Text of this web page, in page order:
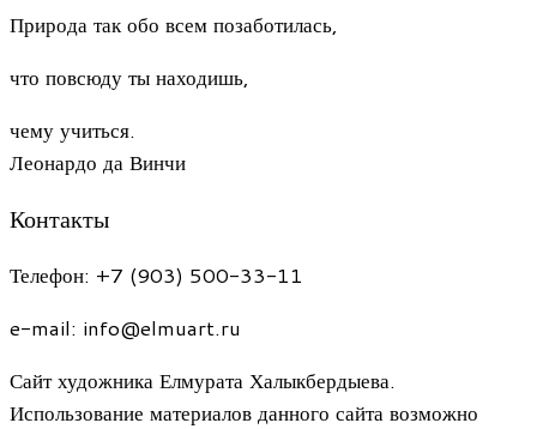
Природа так обо всем позаботилась,
что повсюду ты находишь,
чему учиться.
Леонардо да Винчи
Контакты
Телефон: +7 (903) 500-33-11
e-mail: info@elmuart.ru
Сайт художника Елмурата Халыкбердыева.
Использование материалов данного сайта возможно